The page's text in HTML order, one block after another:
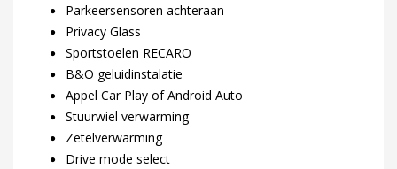
Parkeersensoren achteraan
Privacy Glass
Sportstoelen RECARO
B&O geluidinstalatie
Appel Car Play of Android Auto
Stuurwiel verwarming
Zetelverwarming
Drive mode select